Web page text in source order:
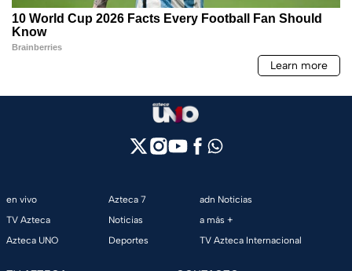
en vivo
TV Azteca
Azteca UNO
Azteca 7
Noticias
Deportes
adn Noticias
a más +
TV Azteca Internacional